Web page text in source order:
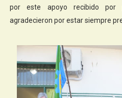
por este apoyo recibido
agradecieron por estar siempre